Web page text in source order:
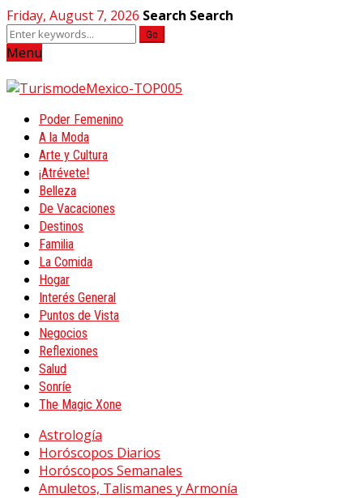
Friday, August 7, 2026 Search Search
Go
Menu
Poder Femenino
A la Moda
Arte y Cultura
¡Atrévete!
Belleza
De Vacaciones
Destinos
Familia
La Comida
Hogar
Interés General
Puntos de Vista
Negocios
Reflexiones
Salud
Sonríe
The Magic Xone
Astrología
Horóscopos Diarios
Horóscopos Semanales
Amuletos, Talismanes y Armonía